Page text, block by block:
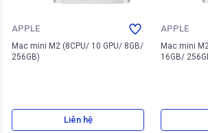
APPLE
Mac mini M2 (8CPU/ 10 GPU/ 8GB/
256GB)
Liên hệ
APPLE
Mac mini
16GB/